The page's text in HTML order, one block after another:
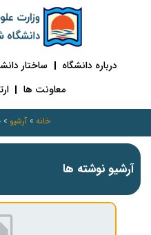
درباره دانشگاه ساختار
معاونت ها
خانه »آرشیو »
آرشیو نوشته ها